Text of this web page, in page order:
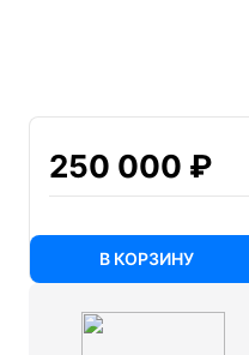
250 000 ₽
В КОРЗИНУ